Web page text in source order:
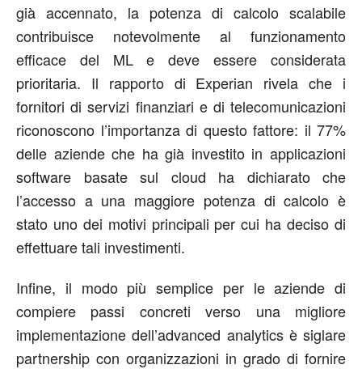
già accennato, la potenza di calcolo scalabile
contribuisce notevolmente al funzionamento
efficace del ML e deve essere considerata
prioritaria. Il rapporto di Experian rivela che i
fornitori di servizi finanziari e di telecomunicazioni
riconoscono l’importanza di questo fattore: il 77%
delle aziende che ha già investito in applicazioni
software basate sul cloud ha dichiarato che
l’accesso a una maggiore potenza di calcolo è
stato uno dei motivi principali per cui ha deciso di
effettuare tali investimenti.
Infine, il modo più semplice per le aziende di
compiere passi concreti verso una migliore
implementazione dell’advanced analytics è siglare
partnership con organizzazioni in grado di fornire